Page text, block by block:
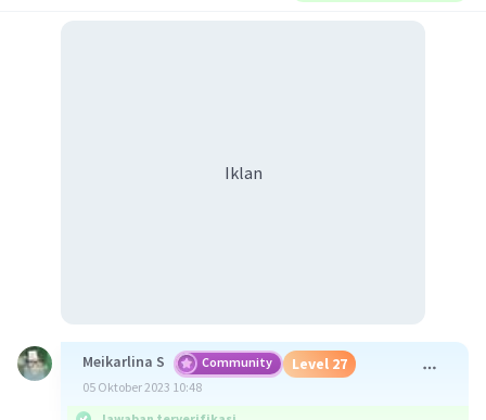
Iklan
Meikarlina S Community Level 27
05 Oktober 2023 10:48